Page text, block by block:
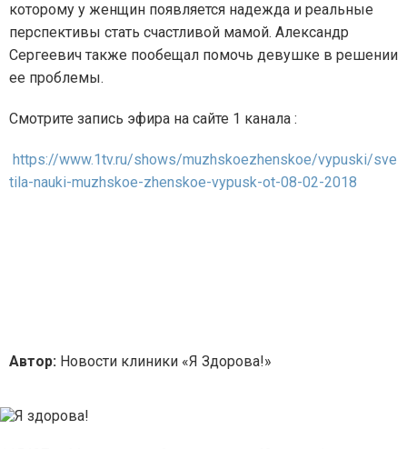
которому у женщин появляется надежда и реальные
перспективы стать счастливой мамой. Александр
Сергеевич также пообещал помочь девушке в решении
ее проблемы.
Смотрите запись эфира на сайте 1 канала :
https://www.1tv.ru/shows/muzhskoezhenskoe/vypuski/sve
tila-nauki-muzhskoe-zhenskoe-vypusk-ot-08-02-2018
Автор: Новости клиники «Я Здорова!»